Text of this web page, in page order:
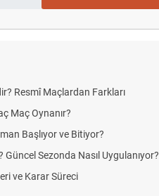
Resmî Maçlardan Farkları
Maç Oynanır?
Başlıyor ve Bitiyor?
Güncel Sezonda Nasıl Uygulanıyor?
ve Karar Süreci